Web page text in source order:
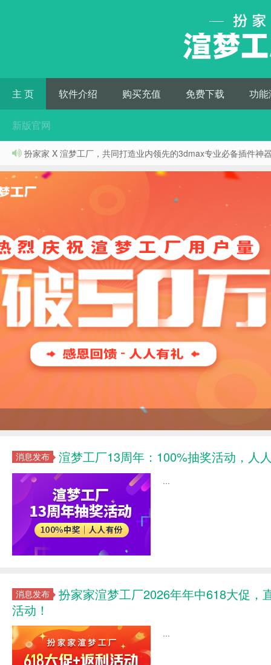
主 页 软件介绍 购买充值 免费下载 功
新版官网
扮家家 X 渲梦工厂，共同打造业内领先的3dmax专业必备插件神
消息发布 渲梦工厂13周年：100%抽奖活动，人
...
消息发布
扮家家渲梦工厂2026年年中618大促，
活动！
...